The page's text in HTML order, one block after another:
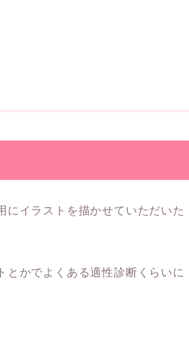
にイラストを描かせていただいた
とかでよくある適性診断くらいに